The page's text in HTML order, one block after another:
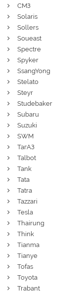
СМЗ
Solaris
Sollers
Soueast
Spectre
Spyker
SsangYong
Stelato
Steyr
Studebaker
Subaru
Suzuki
SWM
ТагАЗ
Talbot
Tank
Tata
Tatra
Tazzari
Tesla
Thairung
Think
Tianma
Tianye
Tofas
Toyota
Trabant